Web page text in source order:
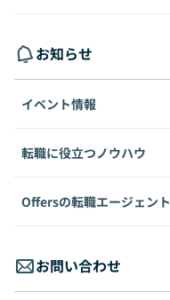
お知らせ
イベント情報
転職に役立つノウハウ
Offersの転職エージェント
お問い合わせ